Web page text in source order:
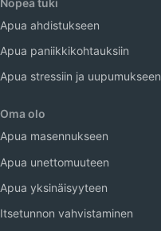
Nopea tuki
Apua ahdistukseen
Apua paniikkikohtauksiin
Apua stressiin ja uupumukseen
Oma olo
Apua masennukseen
Apua unettomuuteen
Apua yksinäisyyteen
Itsetunnon vahvistaminen